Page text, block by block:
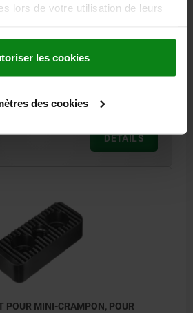
lors de votre utilisation de leurs
les cookies
des cookies
LONGUEUR=85 L1=50 L3=20
DÉTAILS
POUR MINI-CRAMPON, POUR